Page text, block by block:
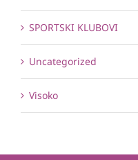
SPORTSKI KLUBOVI
Uncategorized
Visoko